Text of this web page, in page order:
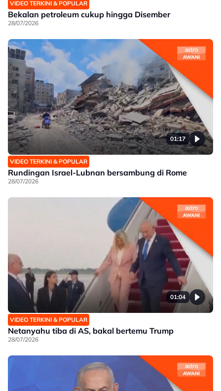
VIDEO TERKINI & POPULAR
Bekalan petroleum cukup hingga Disember
28/07/2026
01:17
VIDEO TERKINI & POPULAR
Rundingan Israel-Lubnan bersambung di Rome
28/07/2026
01:04
VIDEO TERKINI & POPULAR
Netanyahu tiba di AS, bakal bertemu Trump
28/07/2026